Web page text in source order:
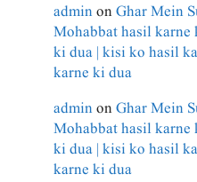
adminonGhar Mein
Mohabbat hasil karne
ki dua | kisi ko hasil
karne ki dua
adminonGhar Mein
Mohabbat hasil karne
ki dua | kisi ko hasil
karne ki dua